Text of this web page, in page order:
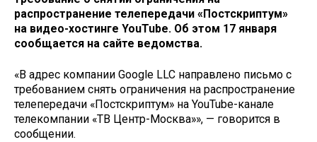
распространение телепередачи «Постскриптум»
на видео-хостинге YouTube. Об этом 17 января
сообщается на сайте ведомства.
«В адрес компании Google LLC направлено письмо с
требованием снять ограничения на распространение
телепередачи «Постскриптум» на YouTube-канале
телекомпании «ТВ Центр-Москва»», — говорится в
сообщении.